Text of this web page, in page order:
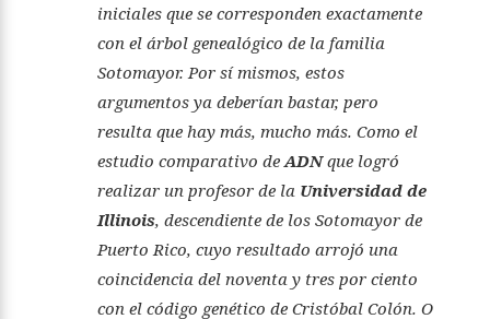
iniciales que se corresponden exactamente
con el árbol genealógico de la familia
Sotomayor. Por sí mismos, estos
argumentos ya deberían bastar, pero
resulta que hay más, mucho más. Como el
estudio comparativo de ADNque logró
realizar un profesor de la Universidad de
Illinois, descendiente de los Sotomayor de
Puerto Rico, cuyo resultado arrojó una
coincidencia del noventa y tres por ciento
con el código genético de Cristóbal Colón. O